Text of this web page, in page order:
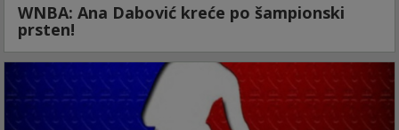
WNBA: Ana Dabović kreće po šampionski
prsten!